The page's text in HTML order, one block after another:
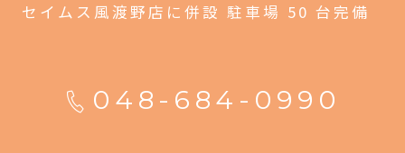
セイムス風渡野店に併設 駐車場 50 台完備
048-684-0990